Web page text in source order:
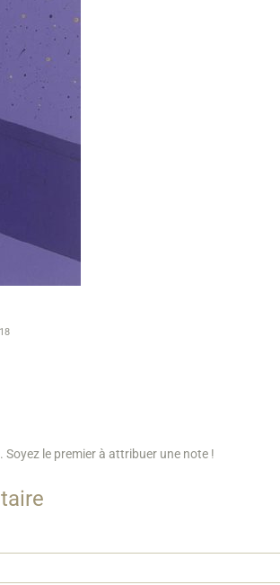
Soyez le premier à attribuer une note !